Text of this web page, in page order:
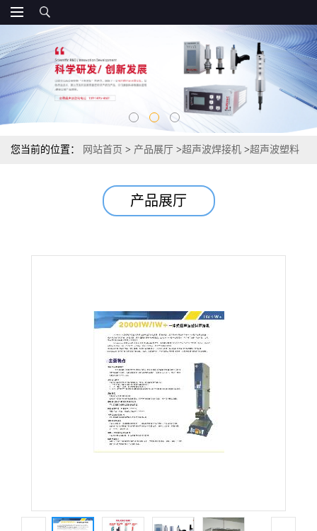
您当前的位置： 网站首页 > 产品展厅 >超声波焊接机 >超声波塑料
产品展厅